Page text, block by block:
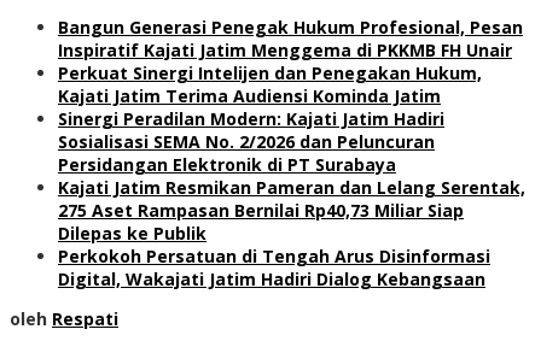
Bangun Generasi Penegak Hukum Profesional, Pesan
Inspiratif Kajati Jatim Menggema di PKKMB FH Unair
Perkuat Sinergi Intelijen dan Penegakan Hukum,
Kajati Jatim Terima Audiensi Kominda Jatim
Sinergi Peradilan Modern: Kajati Jatim Hadiri
Sosialisasi SEMA No. 2/2026 dan Peluncuran
Persidangan Elektronik di PT Surabaya
Kajati Jatim Resmikan Pameran dan Lelang Serentak,
275 Aset Rampasan Bernilai Rp40,73 Miliar Siap
Dilepas ke Publik
Perkokoh Persatuan di Tengah Arus Disinformasi
Digital, Wakajati Jatim Hadiri Dialog Kebangsaan
oleh Respati